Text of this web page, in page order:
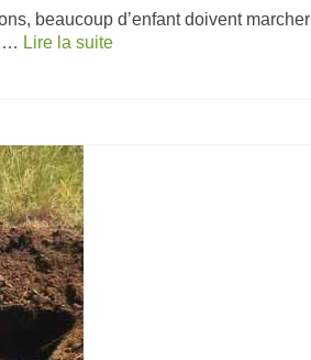
beaucoup d’enfant doivent marcher
… Lire la suite